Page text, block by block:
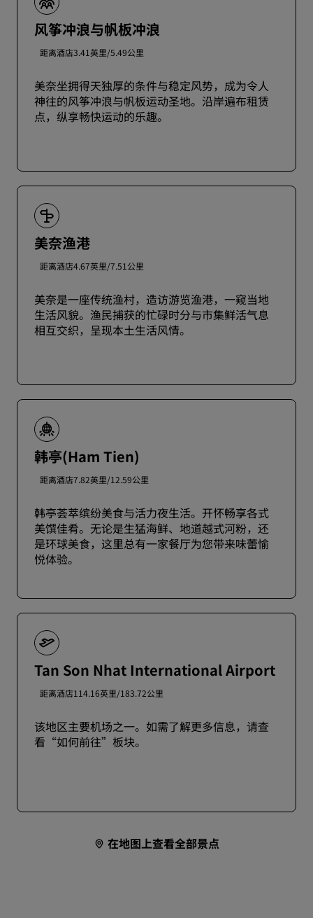
风筝冲浪与帆板冲浪
距离酒店3.41英里/5.49公里
美奈坐拥得天独厚的条件与稳定风势，成为令人
神往的风筝冲浪与帆板运动圣地。沿岸遍布租赁
点，纵享畅快运动的乐趣。
美奈渔港
距离酒店4.67英里/7.51公里
美奈是一座传统渔村，造访游览渔港，一窥当地
生活风貌。渔民捕获的忙碌时分与市集鲜活气息
相互交织，呈现本土生活风情。
韩亭(Ham Tien)
距离酒店7.82英里/12.59公里
韩亭荟萃缤纷美食与活力夜生活。开怀畅享各式
美馔佳肴。无论是生猛海鲜、地道越式河粉，还
是环球美食，这里总有一家餐厅为您带来味蕾愉
悦体验。
Tan Son Nhat International Airport
距离酒店114.16英里/183.72公里
该地区主要机场之一。如需了解更多信息，请查
看“如何前往”板块。
在地图上查看全部景点